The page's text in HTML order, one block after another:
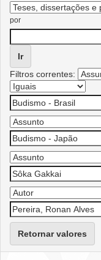
por
Filtros correntes:
Retornar valores